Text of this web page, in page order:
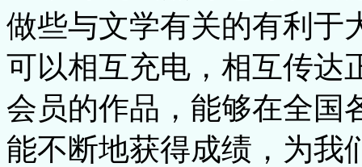
做些与文学有关的有利于
可以相互充电，相互传达
会员的作品，能够在全国
能不断地获得成绩，为我